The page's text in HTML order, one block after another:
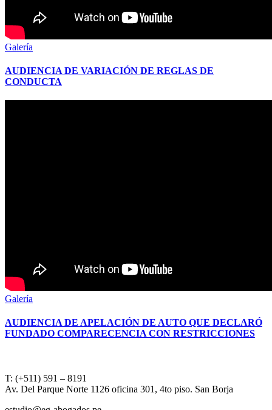
Galería
AUDIENCIA DE VARIACIÓN DE REGLAS DE
CONDUCTA
Galería
AUDIENCIA DE APELACIÓN DE AUTO QUE DECLARÓ
FUNDADO COMPARECENCIA CON RESTRICCIONES
T: (+511) 591 – 8191
Av. Del Parque Norte 1126 oficina 301, 4to piso. San Borja